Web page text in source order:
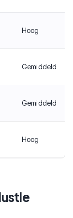
Hoog
Gemiddeld
Gemiddeld
Hoog